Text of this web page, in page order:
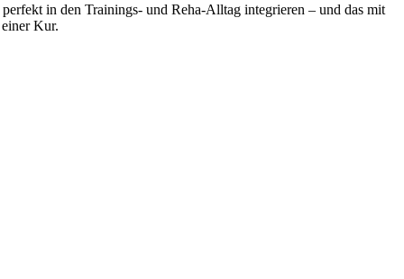
in den Trainings- und Reha-Alltag integrieren – und das mit
Kur.